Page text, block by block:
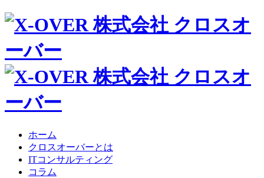
ホーム
クロスオーバーとは
ITコンサルティング
コラム